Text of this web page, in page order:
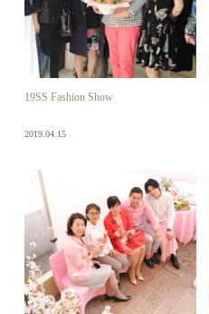
19SS Fashion Show
2019.04.15